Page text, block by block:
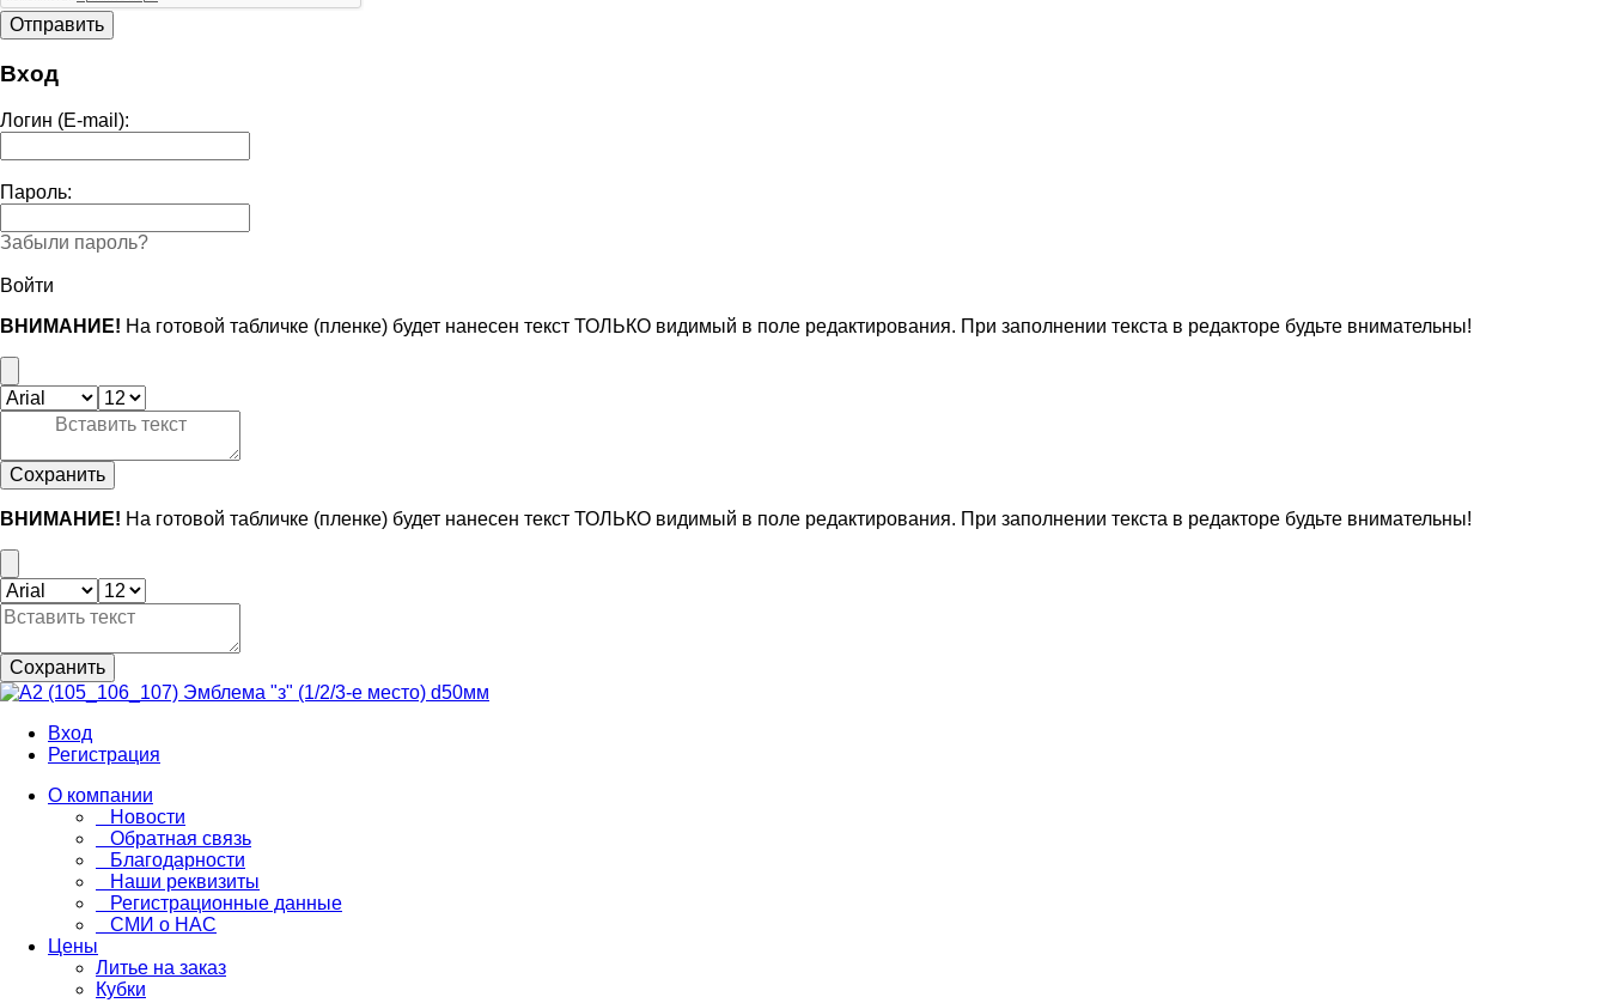
Вход
Логин (E-mail):
Пароль:
Забыли пароль?
Войти
ВНИМАНИЕ! На готовой табличке (пленке) будет нанесен текст ТОЛЬКО видимый в поле редактирования. При заполнении текста в редакторе будьте внимательны!
Сохранить
ВНИМАНИЕ! На готовой табличке (пленке) будет нанесен текст ТОЛЬКО видимый в поле редактирования. При заполнении текста в редакторе будьте внимательны!
Сохранить
Вход
Регистрация
О компании
Новости
Обратная связь
Благодарности
Наши реквизиты
Регистрационные данные
СМИ о НАС
Цены
Литье на заказ
Кубки